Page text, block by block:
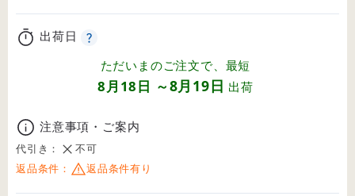
出荷日
ただいまのご注文で、最短
8月18日 ～8月19日 出荷
注意事項・ご案内
代引き：
不可
返品条件：
返品条件有り